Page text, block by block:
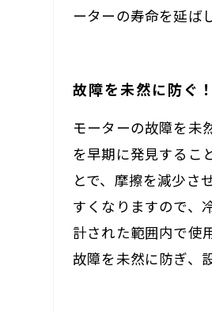
ーターの寿命を延ば
故障を未然に防ぐ
モーターの故障を未
を早期に発見するこ
とで、摩擦を減少さ
すくなりますので、
計された範囲内で使
故障を未然に防ぎ、